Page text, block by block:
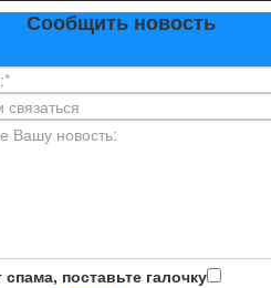
Сообщить новость
поставьте галочку